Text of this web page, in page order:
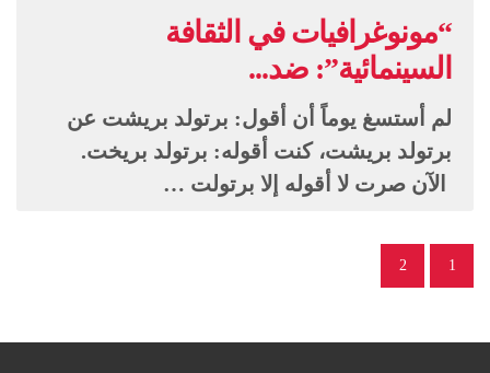
“مونوغرافيات في الثقافة
السينمائية”: ضد...
لم أستسغ يوماً أن أقول: برتولد بريشت عن
برتولد بريشت، كنت أقوله: برتولد بريخت.
الآن صرت لا أقوله إلا برتولت …
1
2